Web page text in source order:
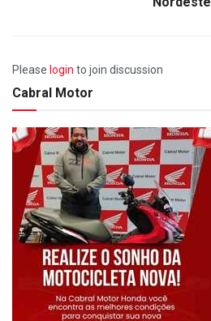
Please login to join discussion
Cabral Motor